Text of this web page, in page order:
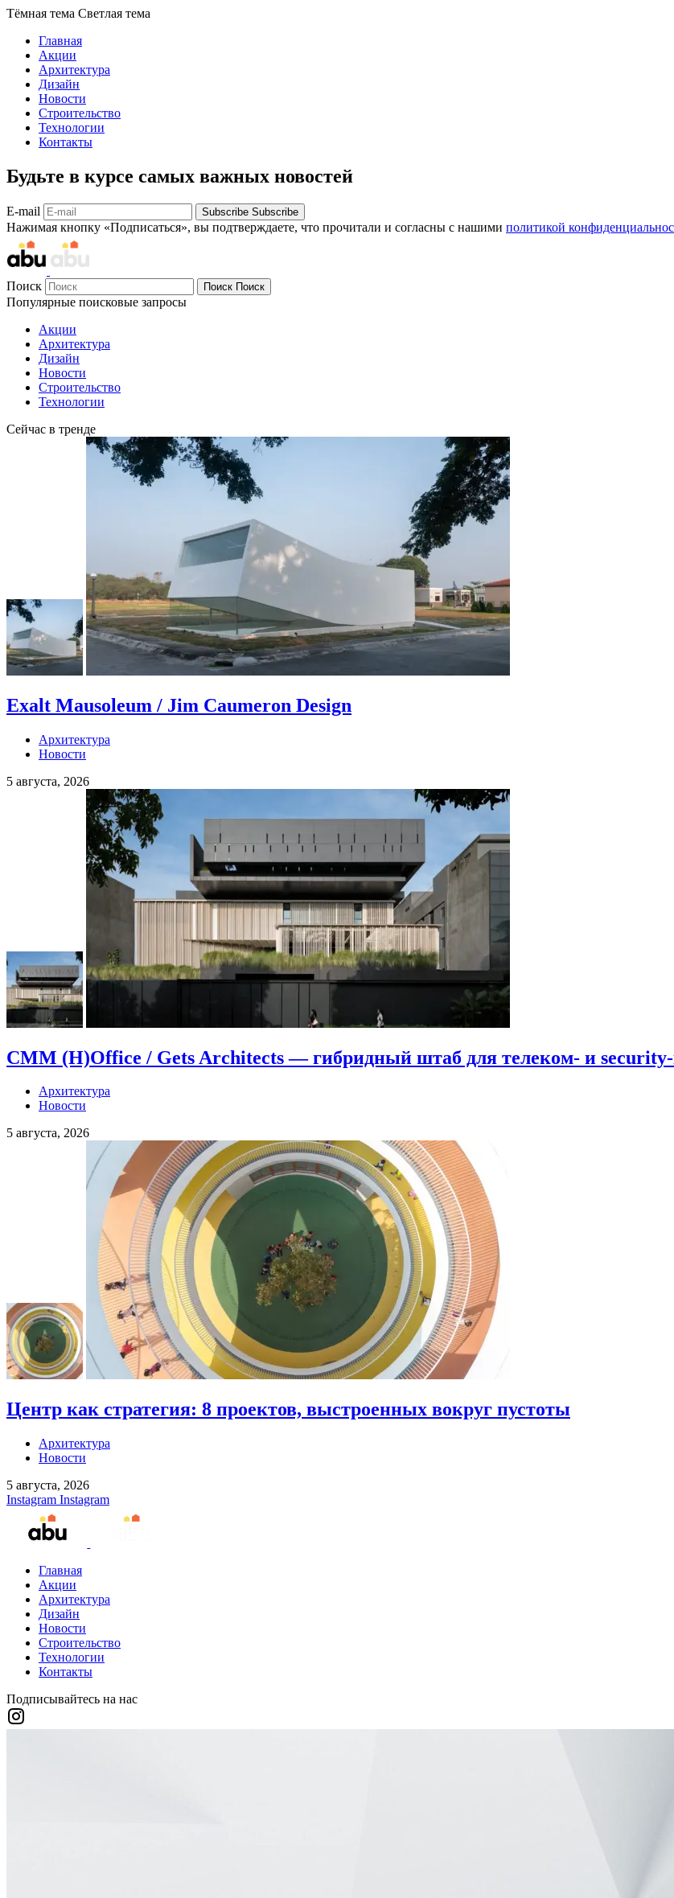
Тёмная тема Светлая тема
Главная
Акции
Архитектура
Дизайн
Новости
Строительство
Технологии
Контакты
Будьте в курсе самых важных новостей
E-mail Subscribe Subscribe
Нажимая кнопку «Подписаться», вы подтверждаете, что прочитали и согласны с нашими политикой
Поиск Поиск Поиск
Популярные поисковые запросы
Акции
Архитектура
Дизайн
Новости
Строительство
Технологии
Сейчас в тренде
Exalt Mausoleum / Jim Caumeron Design
Архитектура
Новости
5 августа, 2026
CMM (H)Office / Gets Architects — гибридный штаб для телеком- и
Архитектура
Новости
5 августа, 2026
Центр как стратегия: 8 проектов, выстроенных вокруг пустоты
Архитектура
Новости
5 августа, 2026
Instagram Instagram
Главная
Акции
Архитектура
Дизайн
Новости
Строительство
Технологии
Контакты
Подписывайтесь на нас